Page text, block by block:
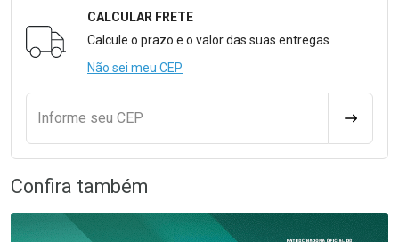
Formulário para Calcular o Frete
CALCULAR FRETE
Calcule o prazo e o valor das suas entregas
Não sei meu CEP
Informe seu CEP
Confira também